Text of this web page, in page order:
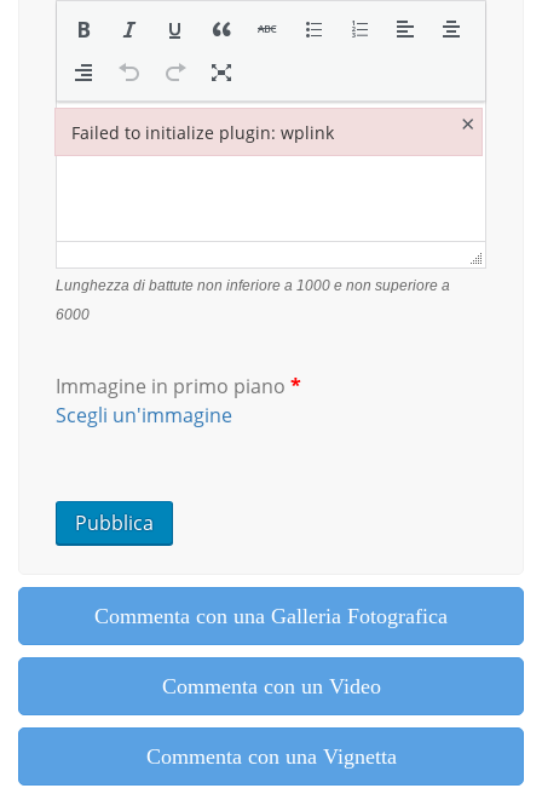
Lunghezza di battute non inferiore a 1000 e non superiore a
6000
Immagine in primo piano *
Scegli un'immagine
Commenta con una Galleria Fotografica
Commenta con un Video
Commenta con una Vignetta
Failed to initialize plugin: wplink ×
Failed to initialize plugin: wplink